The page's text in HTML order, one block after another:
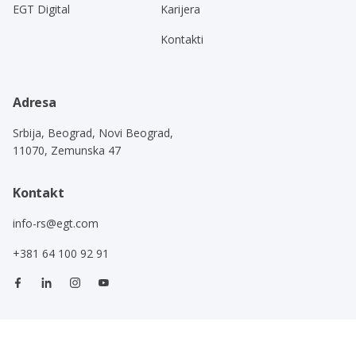
EGT Digital
Karijera
Kontakti
Adresa
Srbija, Beograd, Novi Beograd,
11070, Zemunska 47
Kontakt
info-rs@egt.com
+381 64 100 92 91